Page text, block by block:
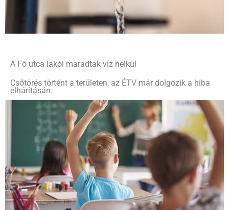
A Fő utca lakói maradtak víz nélkül
Csőtörés történt a területen, az ÉTV már dolgozik a hiba
elhárításán.